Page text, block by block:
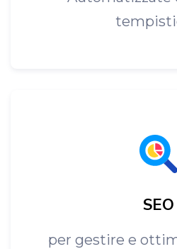
SEO
per gestire e